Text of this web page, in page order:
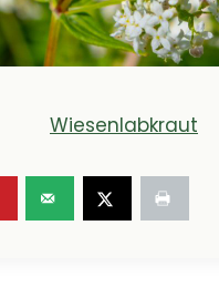
Wiesenlabkraut